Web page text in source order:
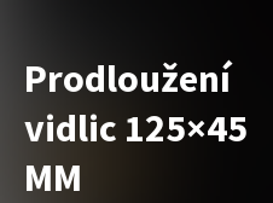
Prodloužení
vidlic 125×45
MM